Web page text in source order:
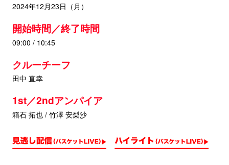
2024年12月23日（月）
開始時間／終了時間
09:00 / 10:45
クルーチーフ
田中 直幸
1st／2ndアンパイア
箱石 拓也 / 竹澤 安梨沙